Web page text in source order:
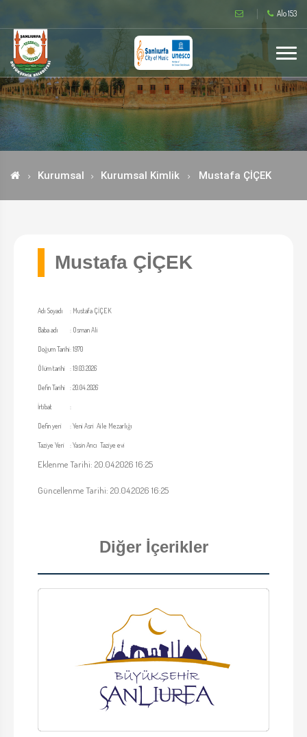
Alo 153
Kurumsal Kurumsal Kimlik Mustafa ÇİÇEK
Mustafa ÇİÇEK
Adı Soyadı : Mustafa ÇİÇEK
Baba adı : Osman Ali
Doğum Tarihi:1970
Ölüm tarihi :19.03.2026
Defin Tarihi :20.04.2026
İrtibat :
Defin yeri :Yeni Asri Aile Mezarlığı
Taziye Yeri :Yasin Arıcı Taziye evi
Eklenme Tarihi: 20.04.2026 16:25
Güncellenme Tarihi: 20.04.2026 16:25
Diğer İçerikler